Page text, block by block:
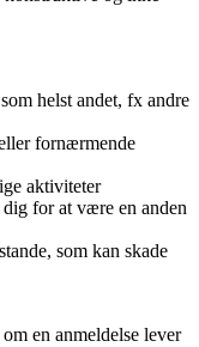
helst andet, fx andre
fornærmende
aktiviteter
for at være en anden
som kan skade
en anmeldelse lever